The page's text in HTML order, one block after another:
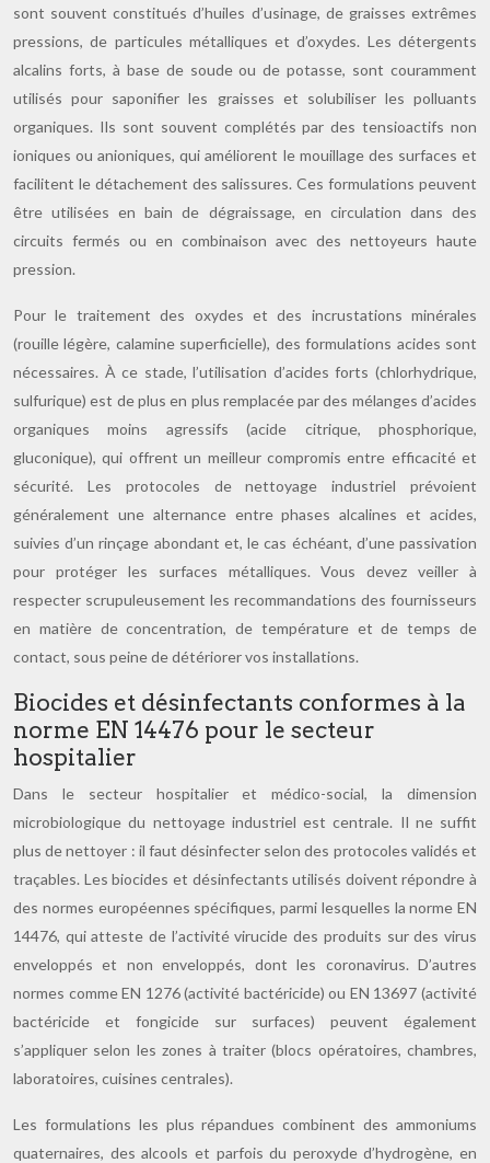
sont souvent constitués d’huiles d’usinage, de graisses extrêmes
pressions, de particules métalliques et d’oxydes. Les détergents
alcalins forts, à base de soude ou de potasse, sont couramment
utilisés pour saponifier les graisses et solubiliser les polluants
organiques. Ils sont souvent complétés par des tensioactifs non
ioniques ou anioniques, qui améliorent le mouillage des surfaces et
facilitent le détachement des salissures. Ces formulations peuvent
être utilisées en bain de dégraissage, en circulation dans des
circuits fermés ou en combinaison avec des nettoyeurs haute
pression.
Pour le traitement des oxydes et des incrustations minérales
(rouille légère, calamine superficielle), des formulations acides sont
nécessaires. À ce stade, l’utilisation d’acides forts (chlorhydrique,
sulfurique) est de plus en plus remplacée par des mélanges d’acides
organiques moins agressifs (acide citrique, phosphorique,
gluconique), qui offrent un meilleur compromis entre efficacité et
sécurité. Les protocoles de nettoyage industriel prévoient
généralement une alternance entre phases alcalines et acides,
suivies d’un rinçage abondant et, le cas échéant, d’une passivation
pour protéger les surfaces métalliques. Vous devez veiller à
respecter scrupuleusement les recommandations des fournisseurs
en matière de concentration, de température et de temps de
contact, sous peine de détériorer vos installations.
Biocides et désinfectants conformes à la
norme EN 14476 pour le secteur
hospitalier
Dans le secteur hospitalier et médico-social, la dimension
microbiologique du nettoyage industriel est centrale. Il ne suffit
plus de nettoyer : il faut désinfecter selon des protocoles validés et
traçables. Les biocides et désinfectants utilisés doivent répondre à
des normes européennes spécifiques, parmi lesquelles la norme EN
14476, qui atteste de l’activité virucide des produits sur des virus
enveloppés et non enveloppés, dont les coronavirus. D’autres
normes comme EN 1276 (activité bactéricide) ou EN 13697 (activité
bactéricide et fongicide sur surfaces) peuvent également
s’appliquer selon les zones à traiter (blocs opératoires, chambres,
laboratoires, cuisines centrales).
Les formulations les plus répandues combinent des ammoniums
quaternaires, des alcools et parfois du peroxyde d’hydrogène, en